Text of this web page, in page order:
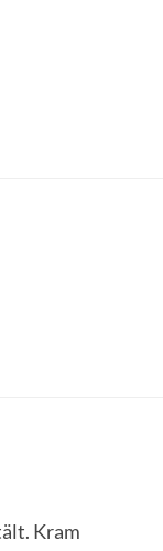
Kram